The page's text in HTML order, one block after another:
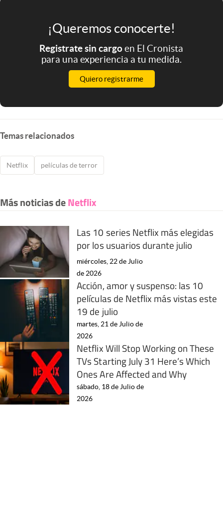
¡Queremos conocerte!
Registrate sin cargoen El Cronista
para una experiencia a tu medida.
Quiero registrarme
Temas relacionados
Netflix películas de terror
Más noticias deNetflix
Las 10 series Netflix más elegidas
por los usuarios durante julio
miércoles, 22 de Julio
de 2026
Acción, amor y suspenso: las 10
películas de Netflix más vistas este
19 de julio
martes, 21 de Julio de
2026
Netflix Will Stop Working on These
TVs Starting July 31 Here’s Which
Ones Are Affected and Why
sábado, 18 de Julio de
2026